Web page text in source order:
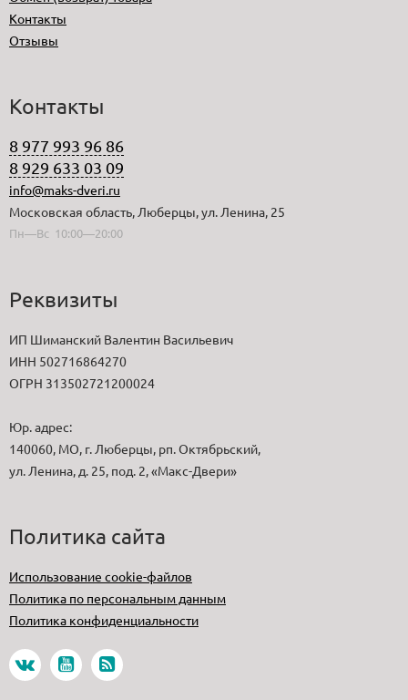
Контакты
Отзывы
Контакты
8 977 993 96 86
8 929 633 03 09
info@maks-dveri.ru
Московская область, Люберцы, ул. Ленина, 25
Пн—Вс 10:00—20:00
Реквизиты
ИП Шиманский Валентин Васильевич
ИНН 502716864270
ОГРН 313502721200024
Юр. адрес:
140060, МО, г. Люберцы, рп. Октябрьский,
ул. Ленина, д. 25, под. 2, «Макс-Двери»
Политика сайта
Использование cookie-файлов
Политика по персональным данным
Политика конфиденциальности